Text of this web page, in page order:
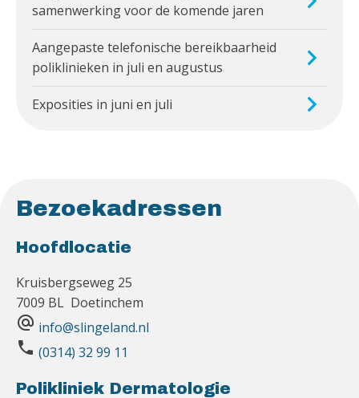
samenwerking voor de komende jaren
Aangepaste telefonische bereikbaarheid
poliklinieken in juli en augustus
Exposities in juni en juli
Bezoekadressen
Hoofdlocatie
Kruisbergseweg 25
7009 BL Doetinchem
alternate_email info@slingeland.nl
phone (0314) 32 99 11
Polikliniek Dermatologie